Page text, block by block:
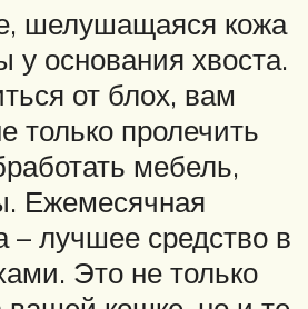
шелушащаяся кожа
основания хвоста.
от блох, вам
только пролечить
мебель,
Ежемесячная
– лучшее средство в
Это не только